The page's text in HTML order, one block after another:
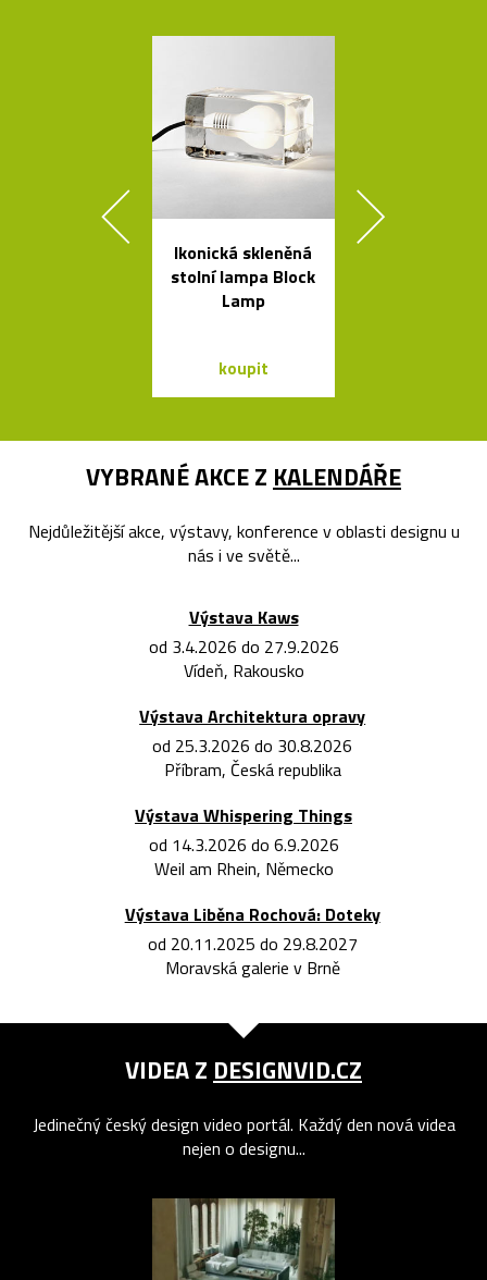
Ikonická skleněná
stolní lampa Block
Lamp
koupit
VYBRANÉ AKCE Z KALENDÁŘE
Nejdůležitější akce, výstavy, konference v oblasti designu u
nás i ve světě...
Výstava Kaws
od 3.4.2026 do 27.9.2026
Vídeň, Rakousko
Výstava Architektura opravy
od 25.3.2026 do 30.8.2026
Příbram, Česká republika
Výstava Whispering Things
od 14.3.2026 do 6.9.2026
Weil am Rhein, Německo
Výstava Liběna Rochová: Doteky
od 20.11.2025 do 29.8.2027
Moravská galerie v Brně
VIDEA Z DESIGNVID.CZ
Jedinečný český design video portál. Každý den nová videa
nejen o designu...